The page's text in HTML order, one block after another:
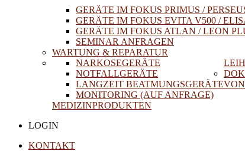
GERÄTE IM FOKUS PRIMUS /
GERÄTE IM FOKUS EVITA V500 /
GERÄTE IM FOKUS ATLAN / LEON
SEMINAR ANFRAGEN
WARTUNG & REPARATUR
NARKOSEGERÄTE
NOTFALLGERÄTE
LANGZEIT BEATMUNGSGERÄTE
MONITORING (AUF ANFRAGE)
VON
MEDIZINPRODUKTEN
LOGIN
KONTAKT